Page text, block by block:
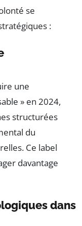
se
:
une
» en 2024,
structurées
du
Ce label
davantage
dans